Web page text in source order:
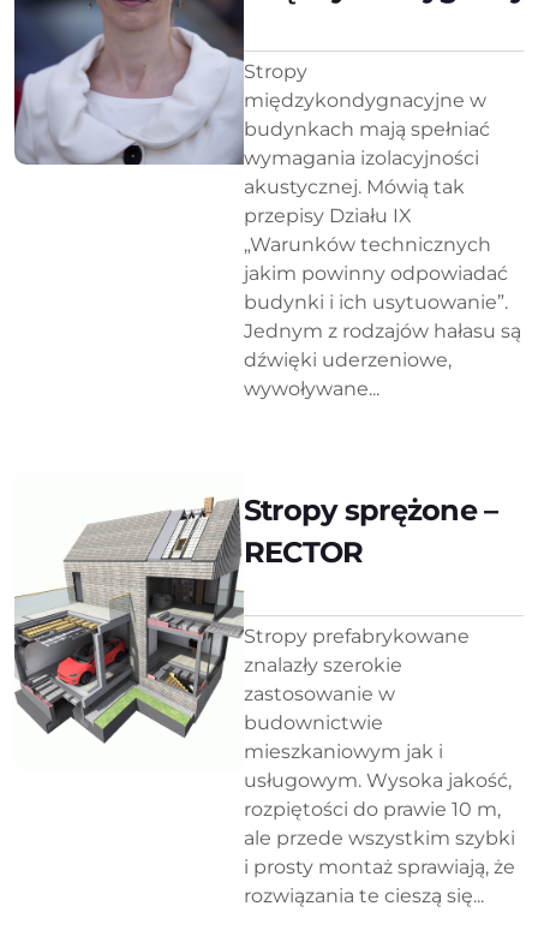
Stropy
międzykondygnacyjne w
budynkach mają spełniać
wymagania izolacyjności
akustycznej. Mówią tak
przepisy Działu IX
„Warunków technicznych
jakim powinny odpowiadać
budynki i ich usytuowanie”.
Jednym z rodzajów hałasu są
dźwięki uderzeniowe,
wywoływane...
Stropy sprężone –
RECTOR
Stropy prefabrykowane
znalazły szerokie
zastosowanie w
budownictwie
mieszkaniowym jak i
usługowym. Wysoka jakość,
rozpiętości do prawie 10 m,
ale przede wszystkim szybki
i prosty montaż sprawiają, że
rozwiązania te cieszą się...